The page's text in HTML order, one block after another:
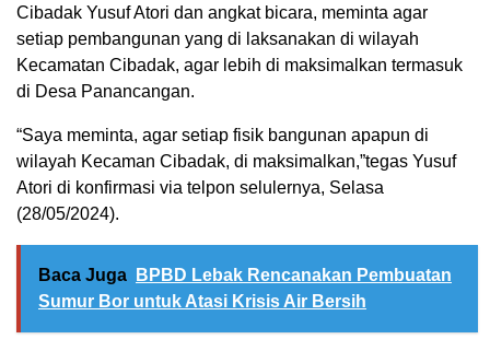
Cibadak Yusuf Atori dan angkat bicara, meminta agar
setiap pembangunan yang di laksanakan di wilayah
Kecamatan Cibadak, agar lebih di maksimalkan termasuk
di Desa Panancangan.
“Saya meminta, agar setiap fisik bangunan apapun di
wilayah Kecaman Cibadak, di maksimalkan,”tegas Yusuf
Atori di konfirmasi via telpon selulernya, Selasa
(28/05/2024).
Baca Juga
BPBD Lebak Rencanakan Pembuatan
Sumur Bor untuk Atasi Krisis Air Bersih